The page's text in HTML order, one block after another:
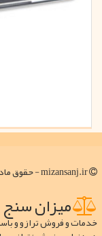
میزان سنج
خدمات و فروش ترازو و